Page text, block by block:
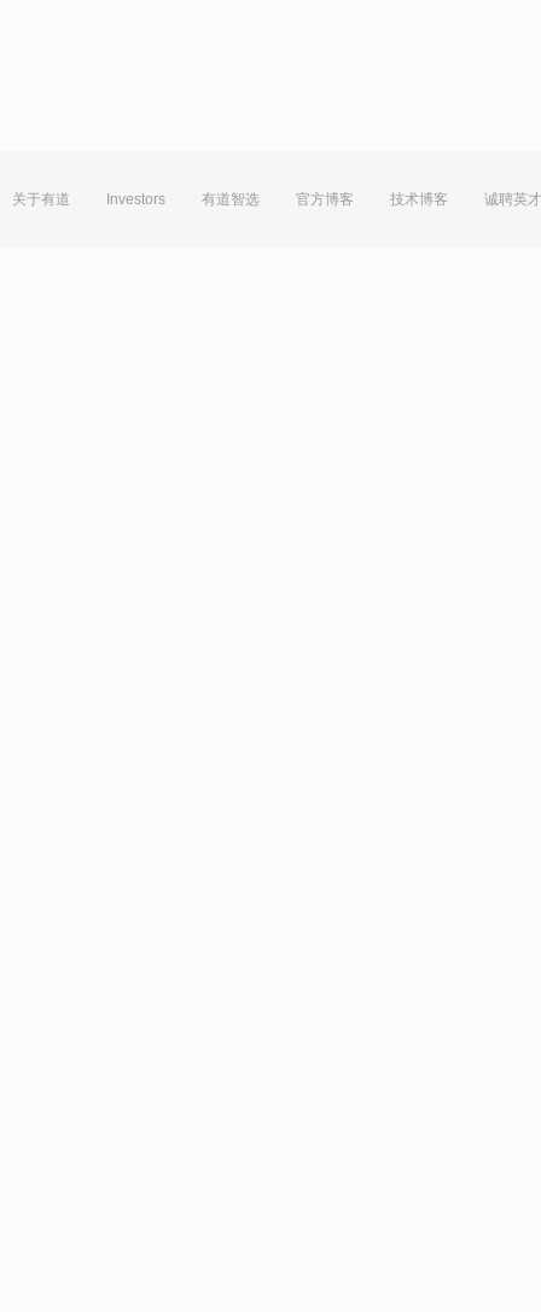
关于有道 Investors 有道智选 官方博客 技术博客 诚聘英才